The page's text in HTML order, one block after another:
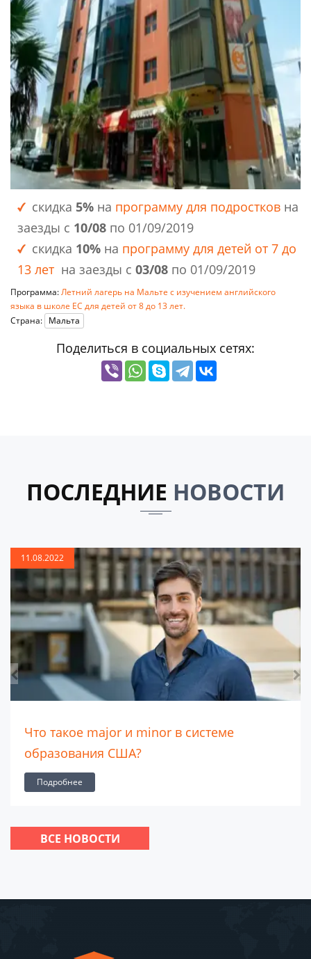
скидка 5% на программу для подростков на
заезды с 10/08 по 01/09/2019
скидка 10% на программу для детей от 7 до
13 лет на заезды с 03/08 по 01/09/2019
Программа:Летний лагерь на Мальте с изучением английского
языка в школе ЕС для детей от 8 до 13 лет.
Страна: Мальта
Поделиться в социальных сетях:
ПОСЛЕДНИЕ НОВОСТИ
11.08.2022
Что такое major и minor в системе
образования США?
Подробнее
ВСЕ НОВОСТИ